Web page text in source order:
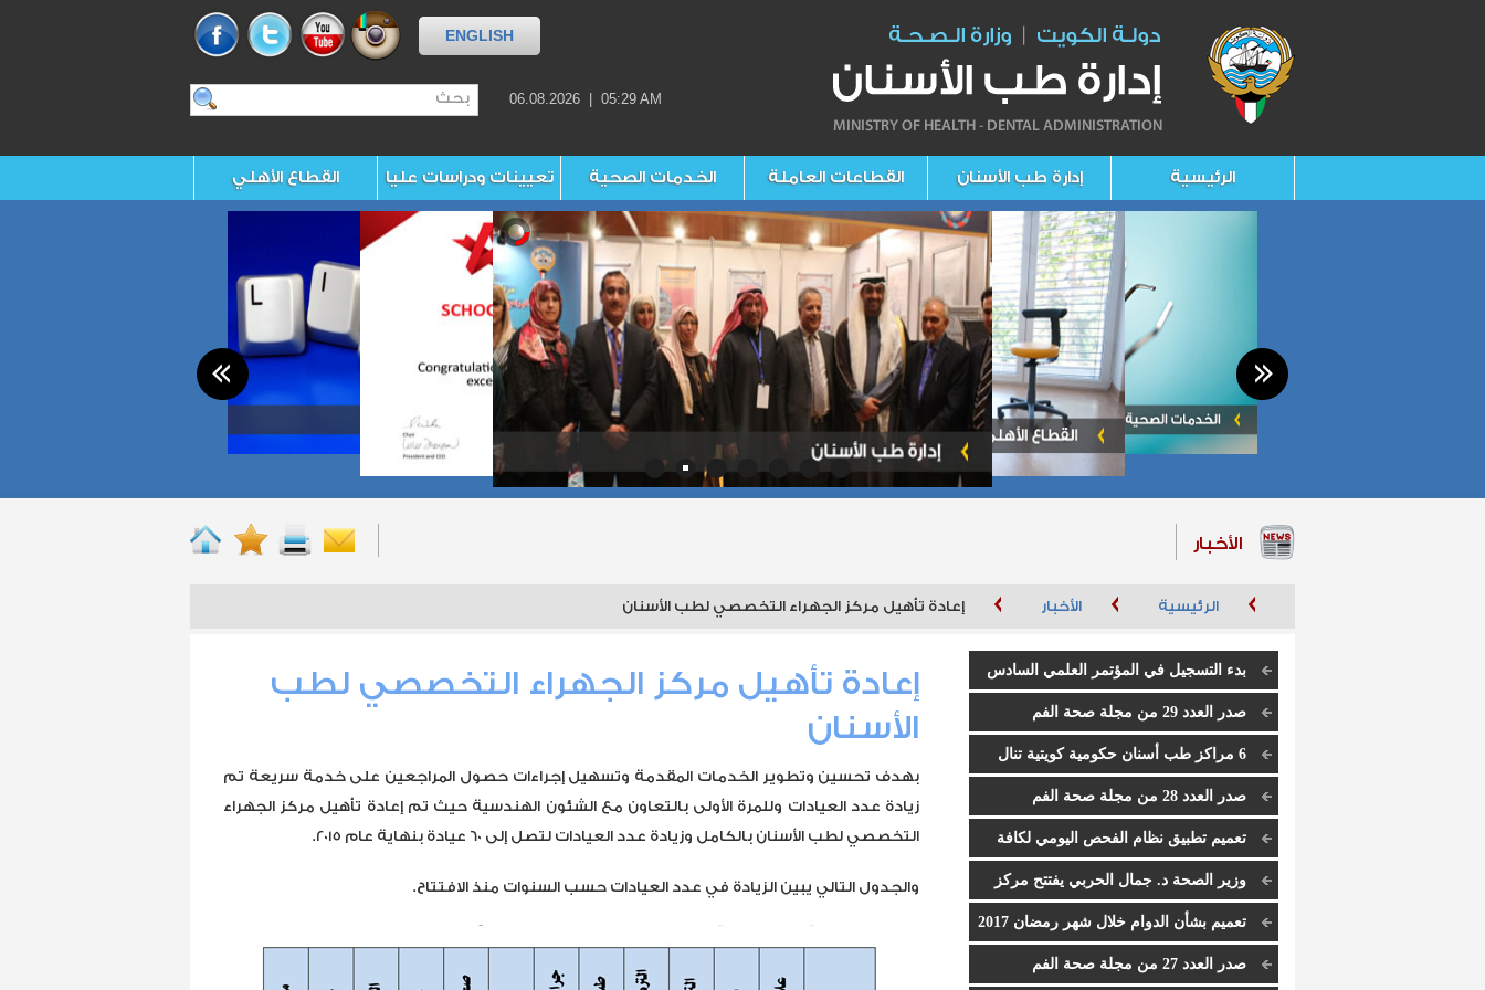
ENGLISH
06.08.2026 | 05:29 AM
الرئيسية إدارة طب الأسنان القطاعات العاملة الخدمات الصحية تعيينات ودراسات عليا القطاع الأهلي
الأخبار
الرئيسية الأخبار إعادة تأهيل مركز الجهراء التخصصي لطب الأسنان
بدء التسجيل في المؤتمر العلمي السادس
لإدارة طب الأسنان كداك 2019
صدر العدد 29 من مجلة صحة الفم
6 مراكز طب أسنان حكومية كويتية تنال
أعلى درجات الاعتراف الكندي الماسي
صدر العدد 28 من مجلة صحة الفم
تعميم تطبيق نظام الفحص اليومي لكافة
تخصصات طب الأسنان بجميع مراكز طب الأسنان
التخصصية
وزير الصحة د. جمال الحربي يفتتح مركز
الفروانية التخصصي لطب الأسنان
تعميم بشأن الدوام خلال شهر رمضان 2017
صدر العدد 27 من مجلة صحة الفم
إعادة تأهيل مركز الجهراء التخصصي لطب
الأسنان
بهدف تحسين وتطوير الخدمات المقدمة وتسهيل إجراءات حصول المراجعين على خدمة سريعة تم
زيادة عدد العيادات وللمرة الأولى بالتعاون مع الشئون الهندسية حيث تم إعادة تأهيل مركز الجهراء
التخصصي لطب الأسنان بالكامل وزيادة عدد العيادات لتصل إلى 60 عيادة بنهاية عام 2015.
والجدول التالي يبين الزيادة في عدد العيادات حسب السنوات منذ الافتتاح.